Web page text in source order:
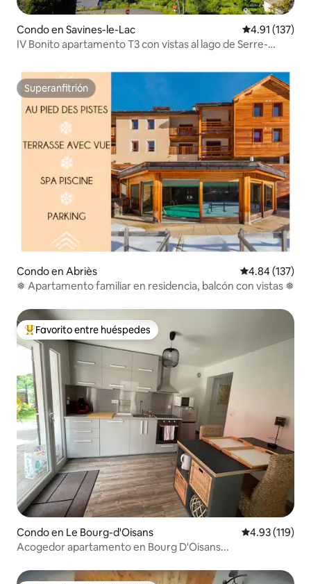
Condo en Savines-le-Lac Calificación
4.91 (137)
IV Bonito apartamento T3 con vistas al lago de Serre-
Superanfitrión
Superanfitrión
Condo en Abriès Calificación
4.84 (137)
❅ Apartamento familiar en residencia, balcón con vistas ❅
Favorito entre huéspedes preferido
Favorito entre huéspedes
Condo en Le Bourg-d'Oisans Calificación
4.93 (119)
Acogedor apartamento en Bourg D'Oisans...